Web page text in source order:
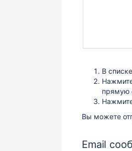
В
прямую
Вы можете
Email